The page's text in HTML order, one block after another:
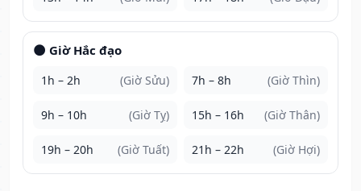
🌑 Giờ Hắc đạo
1h – 2h (Giờ Sửu) 7h – 8h (Giờ Thìn)
9h – 10h (Giờ Tỵ) 15h – 16h (Giờ Thân)
19h – 20h (Giờ Tuất) 21h – 22h (Giờ Hợi)